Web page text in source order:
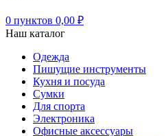
0 пунктов 0,00 ₽
Наш каталог
Одежда
Пишущие инструменты
Кухня и посуда
Сумки
Для спорта
Электроника
Офисные аксессуары